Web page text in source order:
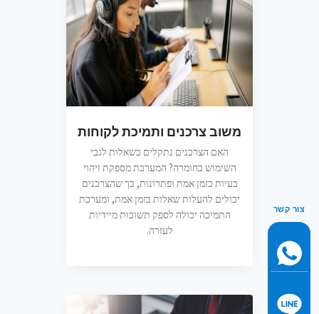
משוב צרכנים ותמיכת לקוחות
האם הצרכנים נתקלים בשאלות לגבי
השימוש בחומרה? המערכת מספקת זיהוי
בעיות בזמן אמת ופתרונות, כך שהצרכנים
יכולים להעלות שאלות בזמן אמת, ומערכת
התמיכה יכולה לספק תשובות מיידיות
לעזרה.
צור קשר